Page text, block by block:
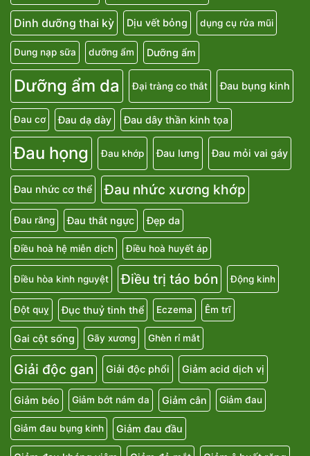
Dinh dưỡng thai kỳ Dịu vết bỏng dụng cụ rửa mũi
Dung nạp sữa dưỡng ẩm Dưỡng ẩm
Dưỡng ẩm da Đại tràng co thắt Đau bụng kinh
Đau cơ Đau dạ dày Đau dây thần kinh tọa
Đau họng Đau khớp Đau lưng Đau mỏi vai gáy
Đau nhức cơ thể Đau nhức xương khớp
Đau răng Đau thắt ngực Đẹp da
Điều hoà hệ miễn dịch Điều hoà huyết áp
Điều hòa kinh nguyệt Điều trị táo bón Động kinh
Đột quỵ Đục thuỷ tinh thể Eczema Êm trĩ
Gai cột sống Gãy xương Ghèn rỉ mắt
Giải độc gan Giải độc phổi Giảm acid dịch vị
Giảm béo Giảm bớt nám da Giảm cân Giảm đau
Giảm đau bụng kinh Giảm đau đầu